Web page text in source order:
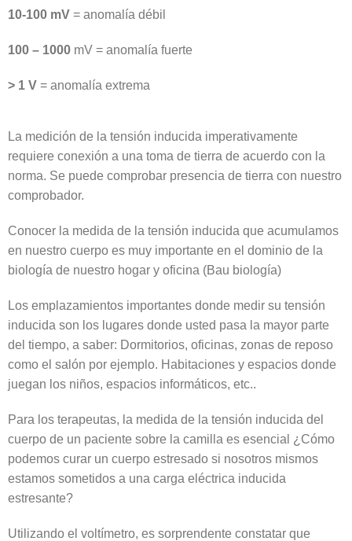
10-100 mV = anomalía débil
100 – 1000 mV = anomalía fuerte
> 1 V = anomalía extrema
La medición de la tensión inducida imperativamente
requiere conexión a una toma de tierra de acuerdo con la
norma. Se puede comprobar presencia de tierra con nuestro
comprobador.
Conocer la medida de la tensión inducida que acumulamos
en nuestro cuerpo es muy importante en el dominio de la
biología de nuestro hogar y oficina (Bau biología)
Los emplazamientos importantes donde medir su tensión
inducida son los lugares donde usted pasa la mayor parte
del tiempo, a saber: Dormitorios, oficinas, zonas de reposo
como el salón por ejemplo. Habitaciones y espacios donde
juegan los niños, espacios informáticos, etc..
Para los terapeutas, la medida de la tensión inducida del
cuerpo de un paciente sobre la camilla es esencial ¿Cómo
podemos curar un cuerpo estresado si nosotros mismos
estamos sometidos a una carga eléctrica inducida
estresante?
Utilizando el voltímetro, es sorprendente constatar que